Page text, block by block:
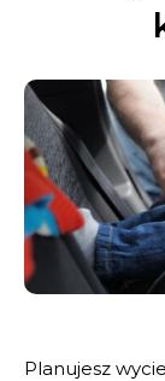
Planujesz